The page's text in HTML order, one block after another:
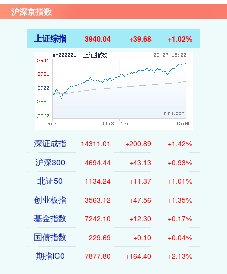
沪深京指数
上证综指 3940.04 +39.68 +1.02%
深证成指 14311.01 +200.89 +1.42%
沪深300 4694.44 +43.13 +0.93%
北证50 1134.24 +11.37 +1.01%
创业板指 3563.12 +47.56 +1.35%
基金指数 7242.10 +12.30 +0.17%
国债指数 229.69 +0.10 +0.04%
期指IC0 7877.80 +164.40 +2.13%